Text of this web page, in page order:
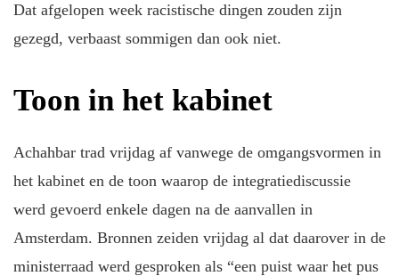
Dat afgelopen week racistische dingen zouden zijn
gezegd, verbaast sommigen dan ook niet.
Toon in het kabinet
Achahbar trad vrijdag af vanwege de omgangsvormen in
het kabinet en de toon waarop de integratiediscussie
werd gevoerd enkele dagen na de aanvallen in
Amsterdam. Bronnen zeiden vrijdag al dat daarover in de
ministerraad werd gesproken als “een puist waar het pus